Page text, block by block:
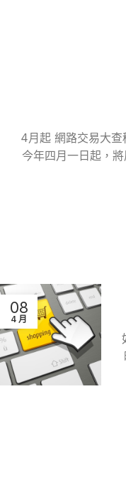
4月起 網路交易大查
今年四月一日起，
08
4 月